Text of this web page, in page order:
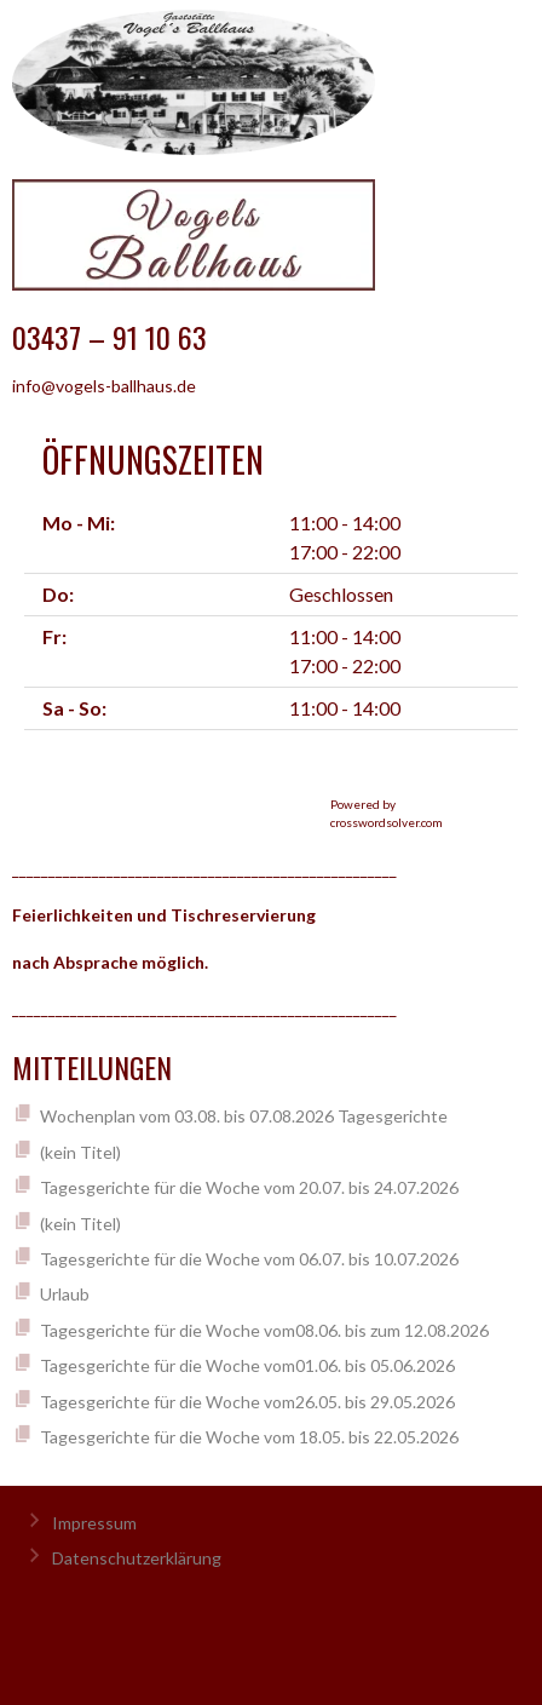
03437 – 91 10 63
info@vogels-ballhaus.de
ÖFFNUNGSZEITEN
Mo - Mi:
11:00 - 14:00
17:00 - 22:00
Do:
Geschlossen
Fr:
11:00 - 14:00
17:00 - 22:00
Sa - So:
11:00 - 14:00
Powered by
crosswordsolver.com
Feierlichkeiten und Tischreservierung
nach Absprache möglich.
MITTEILUNGEN
Wochenplan vom 03.08. bis 07.08.2026 Tagesgerichte
(kein Titel)
Tagesgerichte für die Woche vom 20.07. bis 24.07.2026
(kein Titel)
Tagesgerichte für die Woche vom 06.07. bis 10.07.2026
Urlaub
Tagesgerichte für die Woche vom08.06. bis zum 12.08.2026
Tagesgerichte für die Woche vom01.06. bis 05.06.2026
Tagesgerichte für die Woche vom26.05. bis 29.05.2026
Tagesgerichte für die Woche vom 18.05. bis 22.05.2026
Impressum
Datenschutzerklärung